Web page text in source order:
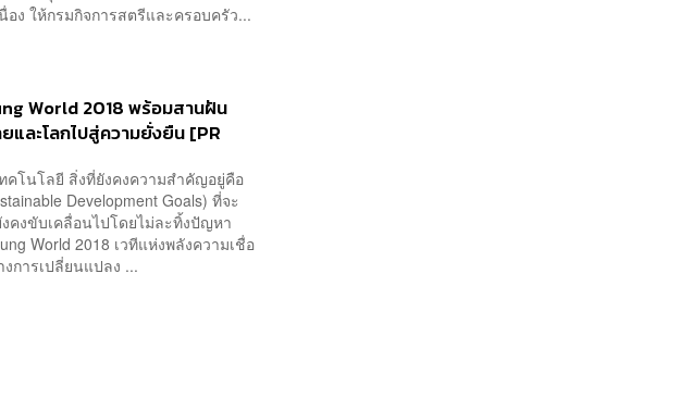
อง ให้กรมกิจการสตรีและครอบครัว...
World 2018 พร้อมสานฝัน
และโลกไปสู่ความยั่งยืน [PR
คโนโลยี สิ่งที่ยังคงความสำคัญอยู่คือ
Development Goals) ที่จะ
คงขับเคลื่อนไปโดยไม่ละทิ้งปัญหา
World 2018 เวทีแห่งพลังความเชื่อ
การเปลี่ยนแปลง ...